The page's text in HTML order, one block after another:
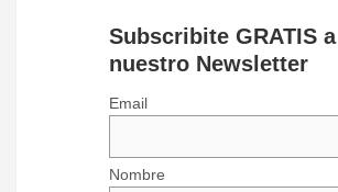
Subscribite GRATIS a
nuestro Newsletter
Email
Nombre